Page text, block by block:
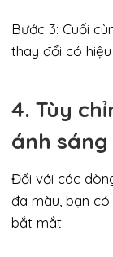
Bước 3: Cuối
thay đổi có
4. Tùy
ánh
Đối với các
đa màu, bạn
bắt mắt: